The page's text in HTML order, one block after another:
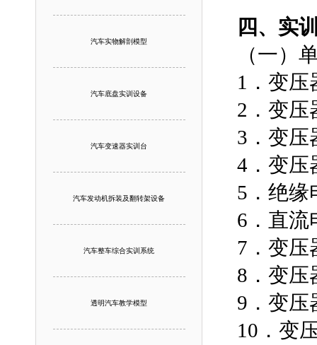
汽车实物解剖模型
汽车底盘实训设备
汽车变速器实训台
汽车发动机拆装及翻转架设备
汽车整车综合实训系统
透明汽车教学模型
四、实
（一）
1．变压
2．变压
3．变压
4．变压
5．绝缘
6．直流
7．变压
8．变压
9．变压
10．变